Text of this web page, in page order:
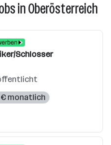
in Oberösterreich
Schlosser
€ monatlich